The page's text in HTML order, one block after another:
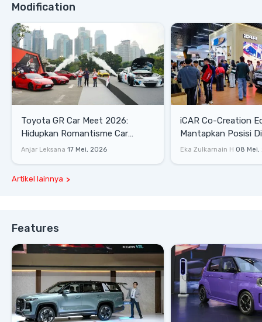
Modification
Toyota GR Car Meet 2026:
Hidupkan Romantisme Car
Culture Era 90-an
Anjar Leksana 17 Mei, 2026
iCAR Co-Creation
Mantapkan Posisi
Gaya Hidup
Eka Zulkarnain H 08 Mei,
Artikel lainnya
Features